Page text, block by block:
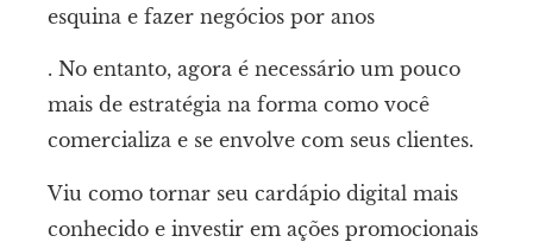
esquina e fazer negócios por anos
. No entanto, agora é necessário um pouco
mais de estratégia na forma como você
comercializa e se envolve com seus clientes.
Viu como tornar seu cardápio digital mais
conhecido e investir em ações promocionais